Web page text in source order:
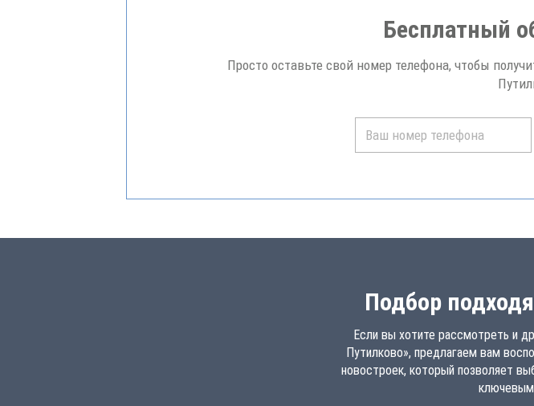
Бесплатный
Просто оставьте свой номер телефона, чтобы
Подбор
Если вы хотите рассмотреть и
Путилково», предлагаем вам
новостроек, который позволяет